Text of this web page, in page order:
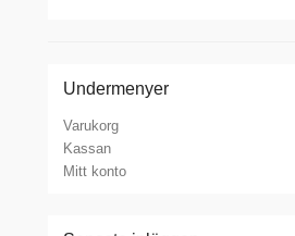
Undermenyer
Varukorg
Kassan
Mitt konto